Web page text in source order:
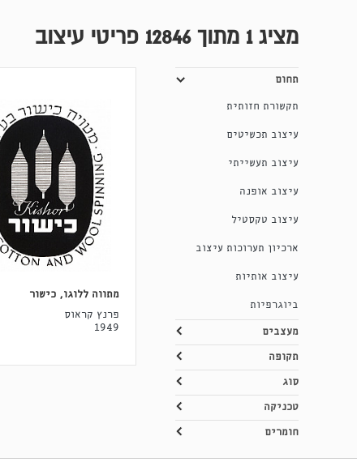
מציג1 מתוך 12846 פריטי עיצוב
תחום
תקשורת חזותית
עיצוב תכשיטים
עיצוב תעשייתי
עיצוב אופנה
עיצוב טקסטיל
ארכיון תערוכות עיצוב
עיצוב אותיות
ביוגרפיות
מעצבים
תקופה
סוג
טכניקה
חומרים
מתווה ללוגו, כישור
פרנץ קראוס
1949